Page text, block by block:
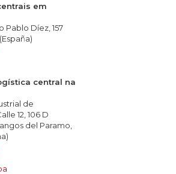
pH<4,3 2,5 µS/mm
em
Pablo Díez, 157
central na
de
12, 106 D
del Paramo,